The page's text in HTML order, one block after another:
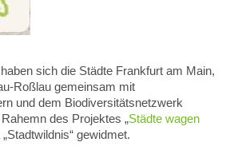
sich die Städte Frankfurt am Main,
Roßlau gemeinsam mit
und dem Biodiversitätsnetzwerk
des Projektes „Städte wagen
gewidmet.